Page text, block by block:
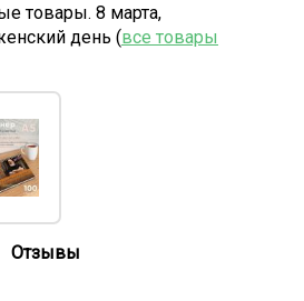
товары. 8 марта,
день (все товары
Отзывы